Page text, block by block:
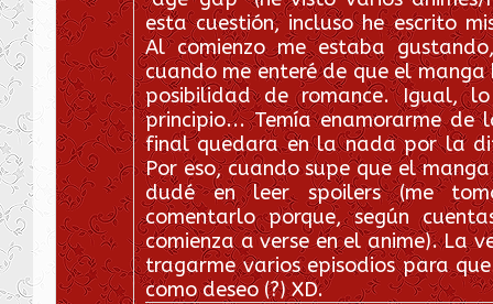
esta cuestión, incluso he escrito
Al comienzo me estaba
cuando me enteré de que el
posibilidad de romance. Igual,
principio... Temía enamorarme
final quedara en la nada por la
Por eso, cuando supe que el
dudé en leer spoilers (me
comentarlo porque, según
comienza a verse en el anime). La
tragarme varios episodios para
como deseo (?) XD.